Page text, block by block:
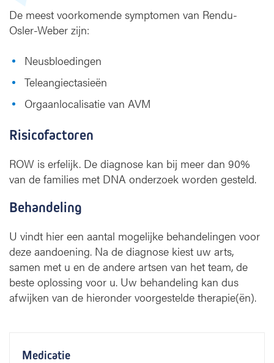
De meest voorkomende symptomen van Rendu-
Osler-Weber zijn:
Neusbloedingen
Teleangiectasieën
Orgaanlocalisatie van AVM
Risicofactoren
ROW is erfelijk. De diagnose kan bij meer dan 90%
van de families met DNA onderzoek worden gesteld.
Behandeling
U vindt hier een aantal mogelijke behandelingen voor
deze aandoening. Na de diagnose kiest uw arts,
samen met u en de andere artsen van het team, de
beste oplossing voor u. Uw behandeling kan dus
afwijken van de hieronder voorgestelde therapie(ën).
Medicatie